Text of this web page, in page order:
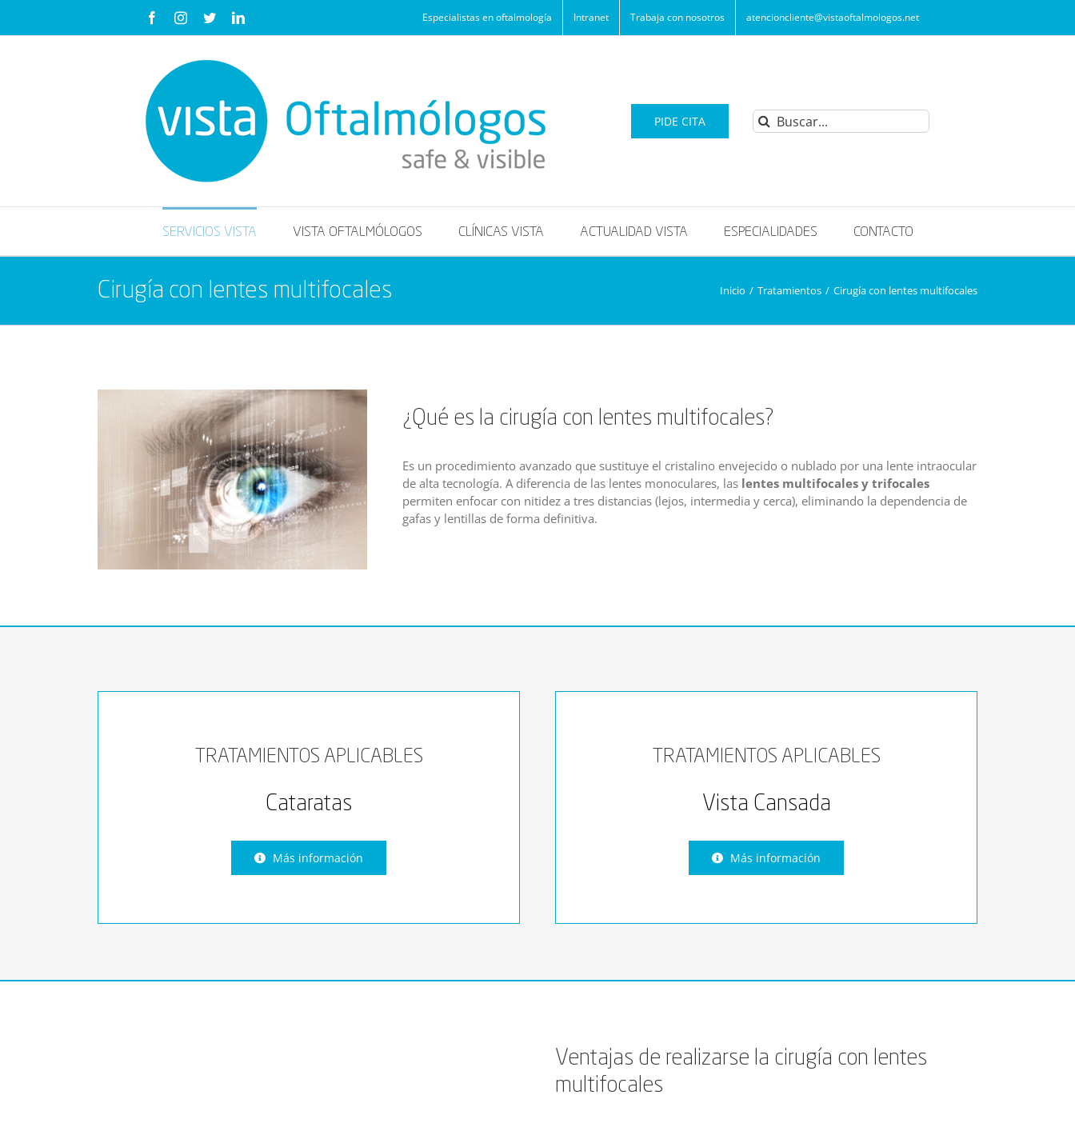
FacebookInstagram
TwitterLinkedIn Especialistas en oftalmología Intranet Trabaja con nosotros atencioncliente@vistaoftalmologos.net
PIDE CITA Buscar:
SERVICIOS VISTA VISTA OFTALMÓLOGOS CLÍNICAS VISTA ACTUALIDAD VISTA ESPECIALIDADES CONTACTO
Cirugía con lentes multifocales Inicio / Tratamientos / Cirugía con lentes multifocales
¿Qué es la cirugía con lentes multifocales?
Es un procedimiento avanzado que sustituye el cristalino envejecido o nublado por una lente intraocular
de alta tecnología. A diferencia de las lentes monoculares, las lentes multifocales y trifocales
permiten enfocar con nitidez a tres distancias (lejos, intermedia y cerca), eliminando la dependencia de
gafas y lentillas de forma definitiva.
TRATAMIENTOS APLICABLES
Cataratas
Más información
TRATAMIENTOS APLICABLES
Vista Cansada
Más información
Ventajas de realizarse la cirugía con lentes
multifocales